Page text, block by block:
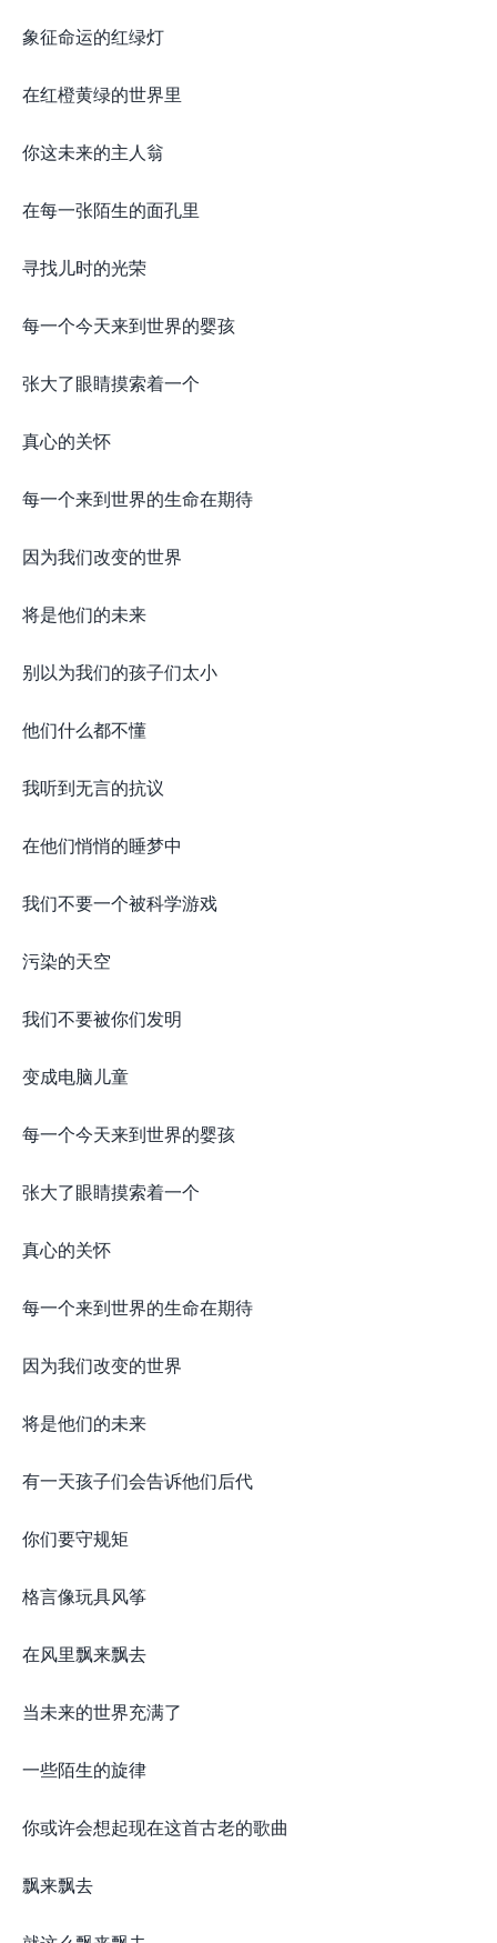
象征命运的红绿灯
在红橙黄绿的世界里
你这未来的主人翁
在每一张陌生的面孔里
寻找儿时的光荣
每一个今天来到世界的婴孩
张大了眼睛摸索着一个
真心的关怀
每一个来到世界的生命在期待
因为我们改变的世界
将是他们的未来
别以为我们的孩子们太小
他们什么都不懂
我听到无言的抗议
在他们悄悄的睡梦中
我们不要一个被科学游戏
污染的天空
我们不要被你们发明
变成电脑儿童
每一个今天来到世界的婴孩
张大了眼睛摸索着一个
真心的关怀
每一个来到世界的生命在期待
因为我们改变的世界
将是他们的未来
有一天孩子们会告诉他们后代
你们要守规矩
格言像玩具风筝
在风里飘来飘去
当未来的世界充满了
一些陌生的旋律
你或许会想起现在这首古老的歌曲
飘来飘去